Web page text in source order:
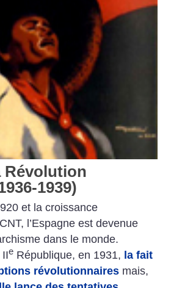
Révolution
1939)
et la croissance
l’Espagne est devenue
dans le monde.
IIe République, en 1931, la fait
révolutionnaires mais,